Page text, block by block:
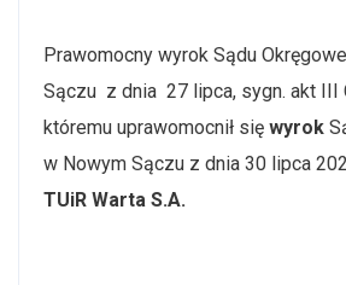
Prawomocny wyrok Sądu
Sączu z dnia 27 lipca, sygn. akt III
któremu uprawomocnił się wyrok
w Nowym Sączu z dnia 30 lipca
TUiR Warta S.A.